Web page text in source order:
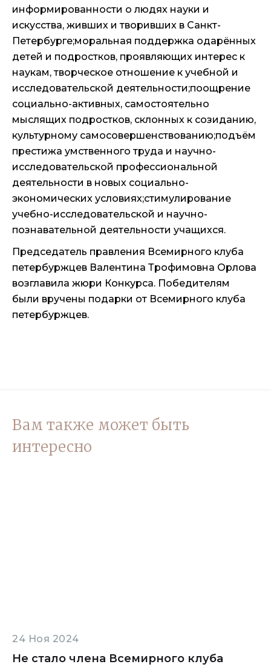
информированности о людях науки и
искусства, живших и творивших в Санкт-
Петербурге;моральная поддержка одарённых
детей и подростков, проявляющих интерес к
наукам, творческое отношение к учебной и
исследовательской деятельности;поощрение
социально-активных, самостоятельно
мыслящих подростков, склонных к созиданию,
культурному самосовершенствованию;подъём
престижа умственного труда и научно-
исследовательской профессиональной
деятельности в новых социально-
экономических условиях;стимулирование
учебно-исследовательской и научно-
познавательной деятельности учащихся.
Председатель правления Всемирного клуба
петербуржцев Валентина Трофимовна Орлова
возглавила жюри Конкурса. Победителям
были вручены подарки от Всемирного клуба
петербуржцев.
Вам также может быть
интересно
24 Ноя 2024
Не стало члена Всемирного клуба